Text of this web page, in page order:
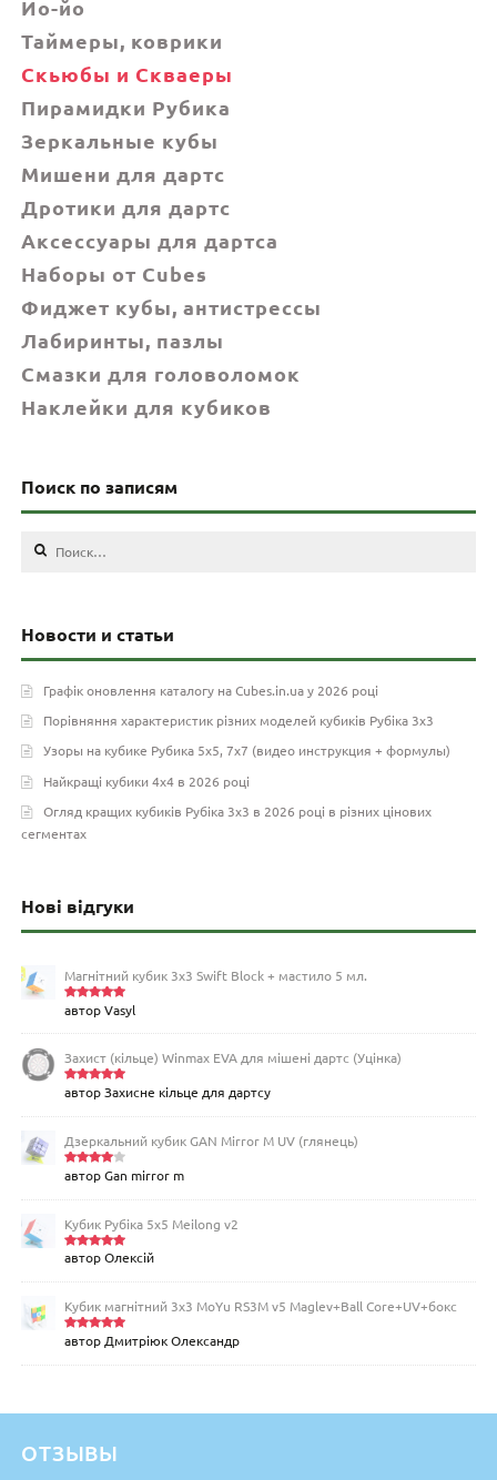
Йо-йо
Таймеры, коврики
Скьюбы и Скваеры
Пирамидки Рубика
Зеркальные кубы
Мишени для дартс
Дротики для дартс
Аксессуары для дартса
Наборы от Cubes
Фиджет кубы, антистрессы
Лабиринты, пазлы
Смазки для головоломок
Наклейки для кубиков
Поиск по записям
Найти:
Новости и статьи
Графік оновлення каталогу на Cubes.in.ua у 2026 році
Порівняння характеристик різних моделей кубиків Рубіка 3х3
Узоры на кубике Рубика 5х5, 7х7 (видео инструкция + формулы)
Найкращі кубики 4х4 в 2026 році
Огляд кращих кубиків Рубіка 3х3 в 2026 році в різних цінових
сегментах
Нові відгуки
Магнітний кубик 3х3 Swift Block + мастило 5 мл.
Оцінено
автор Vasyl
Захист (кільце) Winmax EVA для мішені дартс (Уцінка)
Оцінено
автор Захисне кільце для дартсу
Дзеркальний кубик GAN Mirror M UV (глянець)
Оцінен
5
автор Gan mirror m
Кубик Рубіка 5x5 Meilong v2
Оцінено
автор Олексій
Кубик магнітний 3х3 MoYu RS3M v5 Maglev+Ball Core+UV+бокс
Оцінено
автор Дмитріюк Олександр
ОТЗЫВЫ